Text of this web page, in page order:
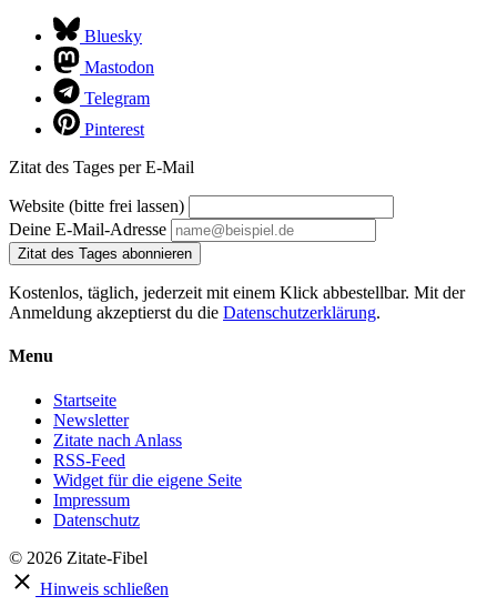
Bluesky
Mastodon
Telegram
Pinterest
Zitat des Tages per E-Mail
Website (bitte frei lassen)
Deine E-Mail-Adresse
Zitat des Tages abonnieren
Kostenlos, täglich, jederzeit mit einem Klick abbestellbar. Mit der
Anmeldung akzeptierst du die Datenschutzerklärung.
Menu
Startseite
Newsletter
Zitate nach Anlass
RSS-Feed
Widget für die eigene Seite
Impressum
Datenschutz
© 2026 Zitate-Fibel
Hinweis schließen